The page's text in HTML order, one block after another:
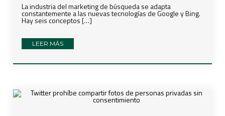
La industria del marketing de búsqueda se adapta
constantemente a las nuevas tecnologías de Google y Bing.
Hay seis conceptos […]
LEER MÁS